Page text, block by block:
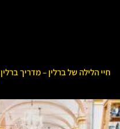
חיי הלילה של ברלין – מדריך